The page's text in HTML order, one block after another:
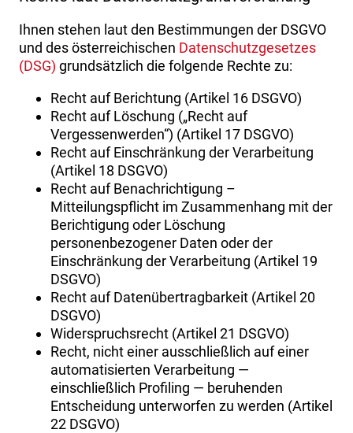
Ihnen stehen laut den Bestimmungen der DSGVO
und des österreichischen Datenschutzgesetzes
(DSG) grundsätzlich die folgende Rechte zu:
Recht auf Berichtung (Artikel 16 DSGVO)
Recht auf Löschung („Recht auf
Vergessenwerden“) (Artikel 17 DSGVO)
Recht auf Einschränkung der Verarbeitung
(Artikel 18 DSGVO)
Recht auf Benachrichtigung –
Mitteilungspflicht im Zusammenhang mit der
Berichtigung oder Löschung
personenbezogener Daten oder der
Einschränkung der Verarbeitung (Artikel 19
DSGVO)
Recht auf Datenübertragbarkeit (Artikel 20
DSGVO)
Widerspruchsrecht (Artikel 21 DSGVO)
Recht, nicht einer ausschließlich auf einer
automatisierten Verarbeitung —
einschließlich Profiling — beruhenden
Entscheidung unterworfen zu werden (Artikel
22 DSGVO)